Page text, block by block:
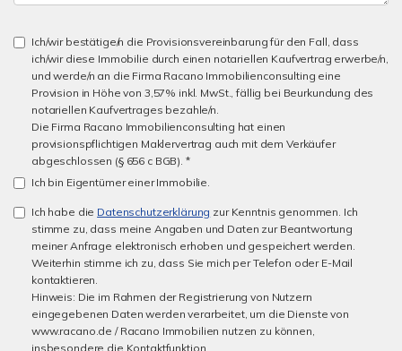
Ich/wir bestätige/n die Provisionsvereinbarung für den Fall, dass
ich/wir diese Immobilie durch einen notariellen Kaufvertrag erwerbe/n,
und werde/n an die Firma Racano Immobilienconsulting eine
Provision in Höhe von 3,57% inkl. MwSt., fällig bei Beurkundung des
notariellen Kaufvertrages bezahle/n.
Die Firma Racano Immobilienconsulting hat einen
provisionspflichtigen Maklervertrag auch mit dem Verkäufer
abgeschlossen (§ 656 c BGB). *
Ich bin Eigentümer einer Immobilie.
Ich habe die Datenschutzerklärung zur Kenntnis genommen. Ich
stimme zu, dass meine Angaben und Daten zur Beantwortung
meiner Anfrage elektronisch erhoben und gespeichert werden.
Weiterhin stimme ich zu, dass Sie mich per Telefon oder E-Mail
kontaktieren.
Hinweis: Die im Rahmen der Registrierung von Nutzern
eingegebenen Daten werden verarbeitet, um die Dienste von
www.racano.de / Racano Immobilien nutzen zu können,
insbesondere die Kontaktfunktion.